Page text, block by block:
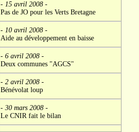
- 15 avril 2008-
Pas de JO pour les Verts Bretagne
- 10 avril 2008-
Aide au développement en baisse
- 6 avril 2008-
Deux communes "AGCS"
- 2 avril 2008-
Bénévolat loup
- 30 mars 2008-
Le CNIR fait le bilan